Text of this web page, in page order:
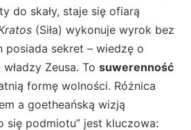
do skały, staje się ofiarą
(Siła) wykonuje wyrok bez
posiada sekret – wiedzę o
Zeusa. To suwerenność
formę wolności. Różnica
a goetheańską wizją
się podmiotu” jest kluczowa: